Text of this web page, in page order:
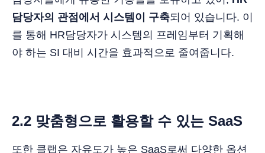
담당자의 관점에서 시스템이 구축되어 있습니다. 이
를 통해 HR담당자가 시스템의 프레임부터 기획해
야 하는 SI 대비 시간을 효과적으로 줄여줍니다.
2.2 맞춤형으로 활용할 수 있는 SaaS
또한 클랩은 자유도가 높은 SaaS로써 다양한 옵션